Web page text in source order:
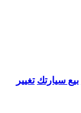
بيع سيارتك تغيير